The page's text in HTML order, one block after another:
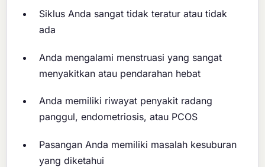
Siklus Anda sangat tidak teratur atau tidak
ada
Anda mengalami menstruasi yang sangat
menyakitkan atau pendarahan hebat
Anda memiliki riwayat penyakit radang
panggul, endometriosis, atau PCOS
Pasangan Anda memiliki masalah kesuburan
yang diketahui